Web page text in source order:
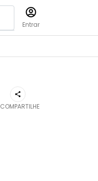
Entrar
COMPARTILHE